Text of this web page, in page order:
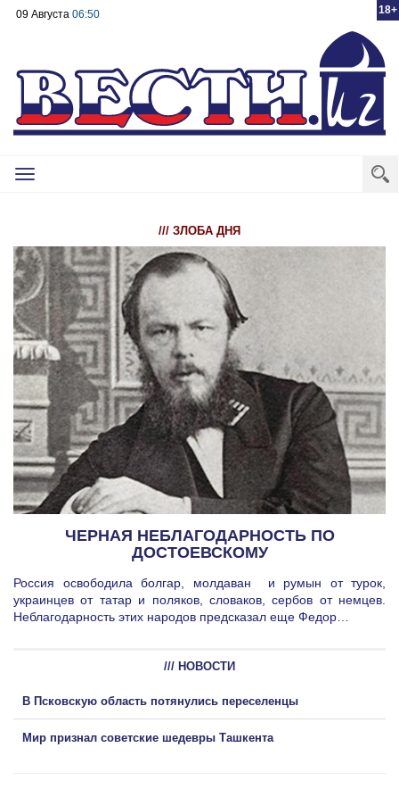
18+
09 Августа 06:50
Toggle
/// ЗЛОБА ДНЯ
ЧЕРНАЯ НЕБЛАГОДАРНОСТЬ ПО
ДОСТОЕВСКОМУ
Россия освободила болгар, молдаван и румын от турок,
украинцев от татар и поляков, словаков, сербов от немцев.
Неблагодарность этих народов предсказал еще Федор…
/// НОВОСТИ
В Псковскую область потянулись переселенцы
Мир признал советские шедевры Ташкента